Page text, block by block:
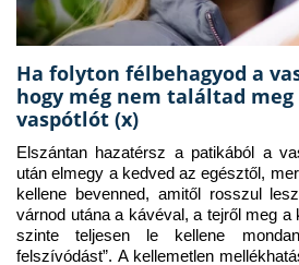
Ha folyton félbehagyod a
hogy még nem találtad
vaspótlót (x)
Elszántan hazatérsz a patikából a
után elmegy a kedved az egésztől,
kellene bevenned, amitől rosszul
várnod utána a kávéval, a tejről meg a
szinte teljesen le kellene
felszívódást”. A kellemetlen